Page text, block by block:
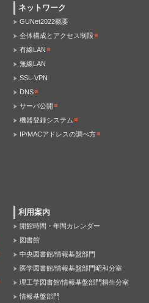
ネットワーク
GUNet2022概要
全体構成とアクセス制限
有線LAN
無線LAN
SSL-VPN
DNS
サーバ公開
機器登録システム
IP/MACアドレスの調べ方
利用案内
開館時間・年間カレンダー
図書館
中央図書館/情報基盤部門
医学図書館/情報基盤部門昭和分室
理工学図書館/情報基盤部門桐生分室
情報基盤部門